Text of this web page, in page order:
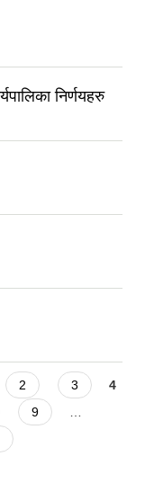
निर्णयहरु
2 3
4
9
…